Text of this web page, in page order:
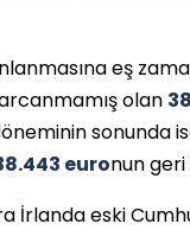
eş
olan
sonunda
euronun
İrlanda eski